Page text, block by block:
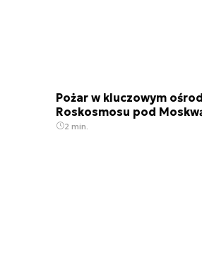
Pożar w kluczowym
Roskosmosu pod
2 min.